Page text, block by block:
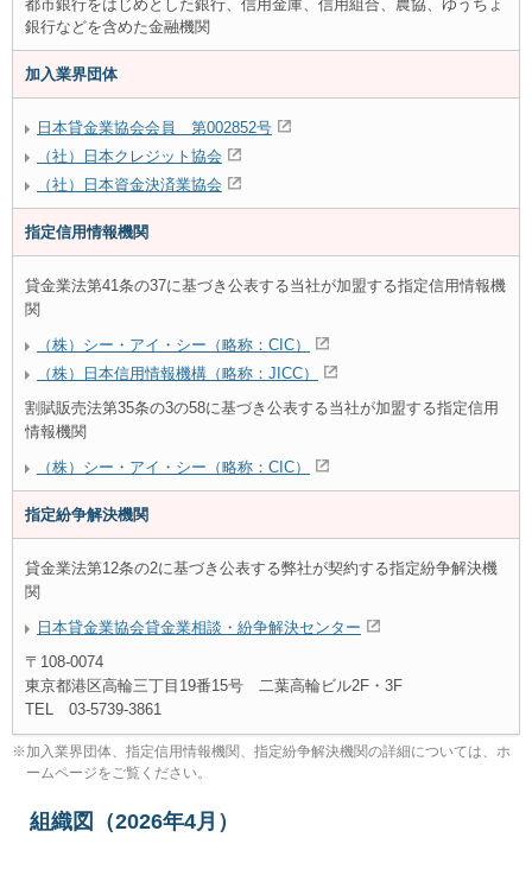
都市銀行をはじめとした銀行、信用金庫、信用組合、農協、ゆうちょ
銀行などを含めた金融機関
加入業界団体
日本貸金業協会会員 第002852号
（社）日本クレジット協会
（社）日本資金決済業協会
指定信用情報機関
貸金業法第41条の37に基づき公表する当社が加盟する指定信用情報機
関
（株）シー・アイ・シー（略称：CIC）
（株）日本信用情報機構（略称：JICC）
割賦販売法第35条の3の58に基づき公表する当社が加盟する指定信用
情報機関
（株）シー・アイ・シー（略称：CIC）
指定紛争解決機関
貸金業法第12条の2に基づき公表する弊社が契約する指定紛争解決機
関
日本貸金業協会貸金業相談・紛争解決センター
〒108-0074
東京都港区高輪三丁目19番15号 二葉高輪ビル2F・3F
TEL 03-5739-3861
※加入業界団体、指定信用情報機関、指定紛争解決機関の詳細については、ホ
ームページをご覧ください。
組織図（2026年4月）